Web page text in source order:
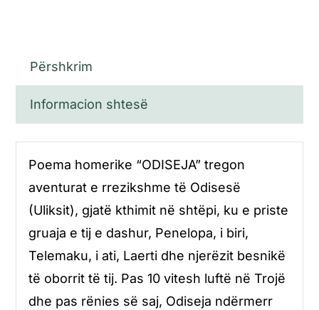
Përshkrim
Informacion shtesë
Poema homerike “ODISEJA” tregon
aventurat e rrezikshme të Odisesë
(Uliksit), gjatë kthimit në shtëpi, ku e priste
gruaja e tij e dashur, Penelopa, i biri,
Telemaku, i ati, Laerti dhe njerëzit besnikë
të oborrit të tij. Pas 10 vitesh luftë në Trojë
dhe pas rënies së saj, Odiseja ndërmerr